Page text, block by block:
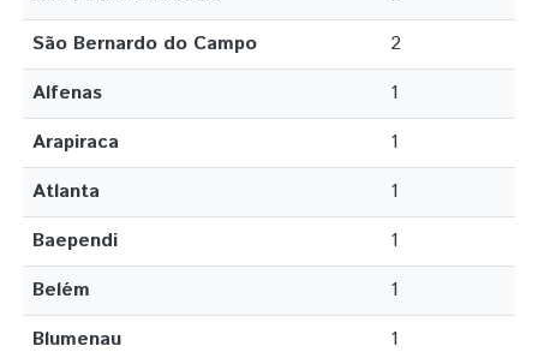
São Bernardo do Campo
2
Alfenas
1
Arapiraca
1
Atlanta
1
Baependi
1
Belém
1
Blumenau
1